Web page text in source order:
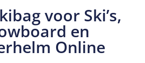
voor Ski’s,
en
Online